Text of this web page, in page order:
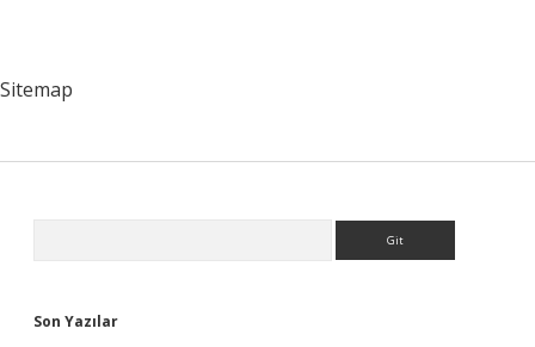
Sitemap
Son Yazılar